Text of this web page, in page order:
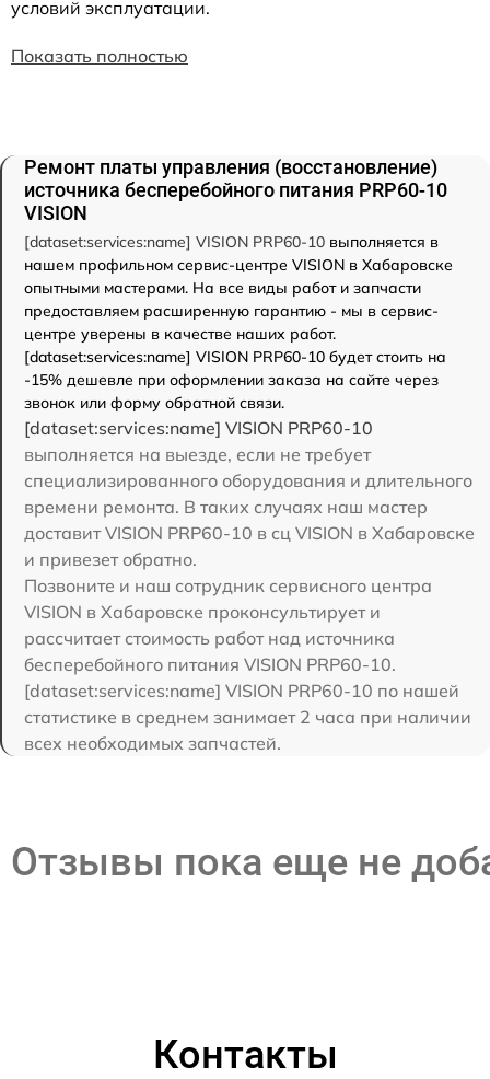
условий эксплуатации.
Показать полностью
Ремонт платы управления (восстановление)
источника бесперебойного питания PRP60-10
VISION
[dataset:services:name] VISION PRP60-10 выполняется в
нашем профильном сервис-центре VISION в Хабаровске
опытными мастерами. На все виды работ и запчасти
предоставляем расширенную гарантию - мы в сервис-
центре уверены в качестве наших работ.
[dataset:services:name] VISION PRP60-10 будет стоить на
-15% дешевле при оформлении заказа на сайте через
звонок или форму обратной связи.
[dataset:services:name] VISION PRP60-10
выполняется на выезде, если не требует
специализированного оборудования и длительного
времени ремонта. В таких случаях наш мастер
доставит VISION PRP60-10 в сц VISION в Хабаровске
и привезет обратно.
Позвоните и наш сотрудник сервисного центра
VISION в Хабаровске проконсультирует и
рассчитает стоимость работ над источника
бесперебойного питания VISION PRP60-10.
[dataset:services:name] VISION PRP60-10 по нашей
статистике в среднем занимает 2 часа при наличии
всех необходимых запчастей.
Отзывы пока еще не
Контакты